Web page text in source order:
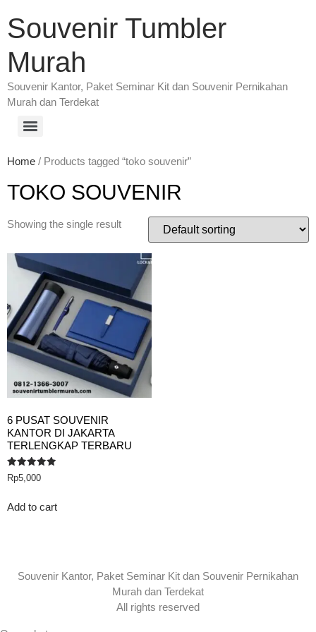
Souvenir Tumbler
Murah
Souvenir Kantor, Paket Seminar Kit dan Souvenir Pernikahan
Murah dan Terdekat
Home / Products tagged “toko souvenir”
TOKO SOUVENIR
Showing the single result
6 PUSAT SOUVENIR
KANTOR DI JAKARTA
TERLENGKAP TERBARU
Rated
5.00
Rp5,000
Add to cart
Souvenir Kantor, Paket Seminar Kit dan Souvenir Pernikahan
Murah dan Terdekat
All rights reserved